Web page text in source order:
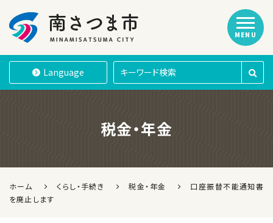
南さつま市
Language
MENU
税金・年金
ホーム くらし・手続き 税金・年金
口座振替不能通知書
を廃止します